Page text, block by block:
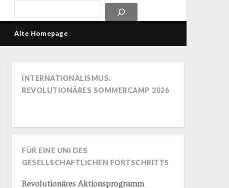
Alte Homepage
INTERNATIONALISMUS.
REVOLUTIONÄRES SOMMERCAMP 2026
FÜR EINE UNI DES
GESELLSCHAFTLICHEN FORTSCHRITTS
Revolutionäres Aktionsprogramm